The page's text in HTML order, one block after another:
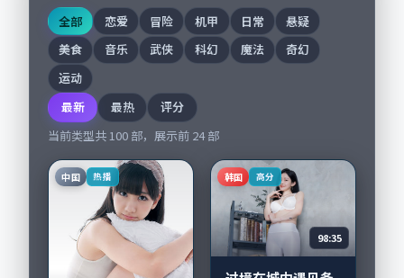
全部 恋爱 冒险 机甲 日常
悬疑
美食
音乐 武侠 科幻 魔法
奇幻
运动
最新
最热
评分
当前类型共100 部，展示前 24部
中国 热播 韩国 高分
98:35